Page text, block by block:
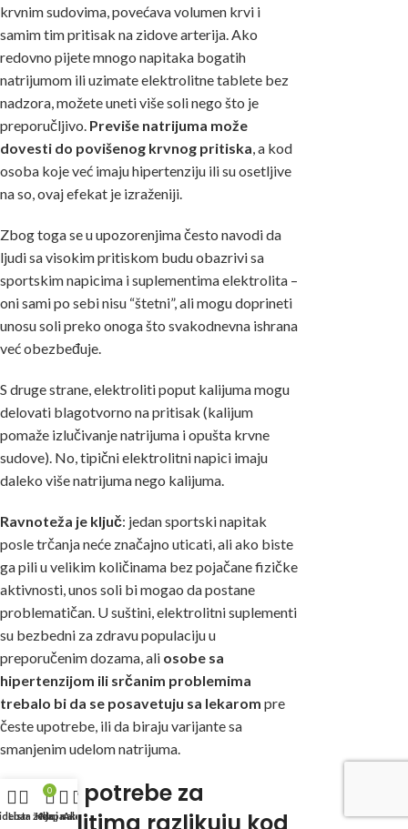
krvnim sudovima, povećava volumen krvi i
samim tim pritisak na zidove arterija. Ako
redovno pijete mnogo napitaka bogatih
natrijumom ili uzimate elektrolitne tablete bez
nadzora, možete uneti više soli nego što je
preporučljivo. Previše natrijuma može
dovesti do povišenog krvnog pritiska , a kod
osoba koje već imaju hipertenziju ili su osetljive
na so, ovaj efekat je izraženiji.
Zbog toga se u upozorenjima često navodi da
ljudi sa visokim pritiskom budu obazrivi sa
sportskim napicima i suplementima elektrolita –
oni sami po sebi nisu “štetni”, ali mogu doprineti
unosu soli preko onoga što svakodnevna ishrana
već obezbeđuje.
S druge strane, elektroliti poput kalijuma mogu
delovati blagotvorno na pritisak (kalijum
pomaže izlučivanje natrijuma i opušta krvne
sudove). No, tipični elektrolitni napici imaju
daleko više natrijuma nego kalijuma.
Ravnoteža je ključ: jedan sportski napitak
posle trčanja neće značajno uticati, ali ako biste
ga pili u velikim količinama bez pojačane fizičke
aktivnosti, unos soli bi mogao da postane
problematičan. U suštini, elektrolitni suplementi
su bezbedni za zdravu populaciju u
preporučenim dozama, ali osobe sa
hipertenzijom ili srčanim problemima
trebalo bi da se posavetuju sa lekarom pre
česte upotrebe, ili da biraju varijante sa
smanjenim udelom natrijuma.
Da li se potrebe za
elektrolitima razlikuju kod
Lista želja
0
Korpa
Moj nalog
Akcije